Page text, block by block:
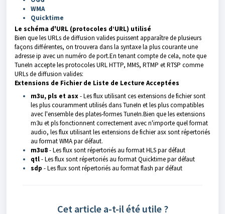
WMA
Quicktime
Le schéma d'URL (protocoles d’URL) utilisé
Bien que les URLs de diffusion valides puissent apparaître de plusieurs
façons différentes, on trouvera dans la syntaxe la plus courante une
adresse ip avec un numéro de port.En tenant compte de cela, note que
TuneIn accepte les protocoles URL HTTP, MMS, RTMP et RTSP comme
URLs de diffusion valides:
Extensions de Fichier de Liste de Lecture Acceptées
m3u, pls et asx- Les flux utilisant ces extensions de fichier sont
les plus couramment utilisés dans TuneIn et les plus compatibles
avec l'ensemble des plates-formes TuneIn.Bien que les extensions
m3u et pls fonctionnent correctement avec n'importe quel format
audio, les flux utilisant les extensions de fichier asx sont répertoriés
au format WMA par défaut.
m3u8- Les flux sont répertoriés au format HLS par défaut
qtl- Les flux sont répertoriés au format Quicktime par défaut
sdp - Les flux sont répertoriés au format flash par défaut
Cet article a-t-il été utile ?